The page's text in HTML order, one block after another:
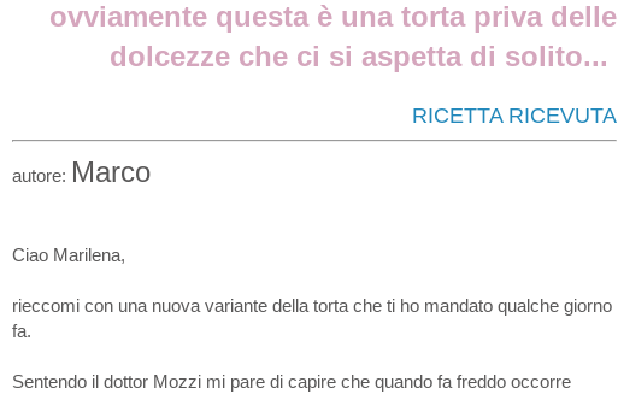
ovviamente questa è una torta priva delle
dolcezze che ci si aspetta di solito...
RICETTA RICEVUTA
autore: Marco
Ciao Marilena,
rieccomi con una nuova variante della torta che ti ho mandato qualche giorno
fa.
Sentendo il dottor Mozzi mi pare di capire che quando fa freddo occorre